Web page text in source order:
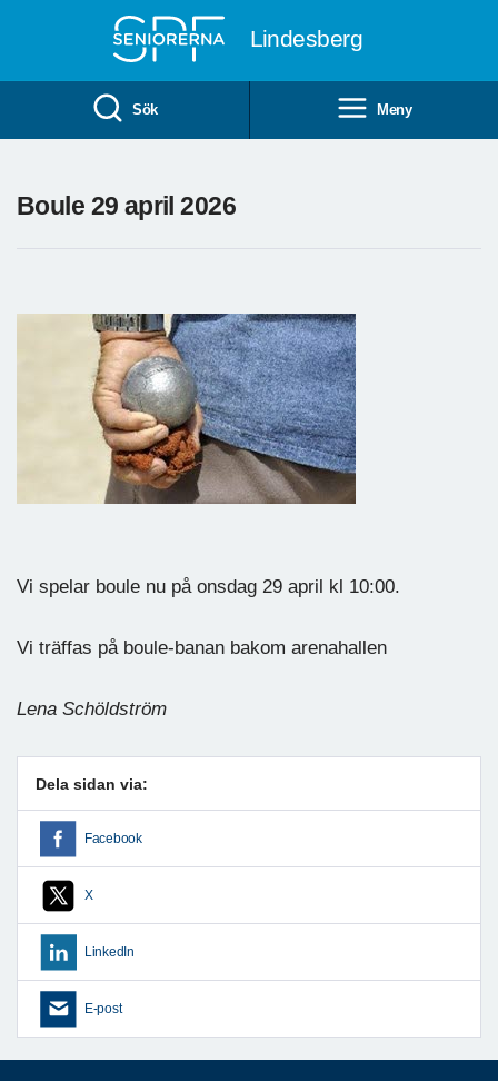
Lindesberg
Sök Meny
Boule 29 april 2026
Vi spelar boule nu på onsdag 29 april kl 10:00.
Vi träffas på boule-banan bakom arenahallen
Lena Schöldström
Dela sidan via:
Facebook
X
LinkedIn
E-post